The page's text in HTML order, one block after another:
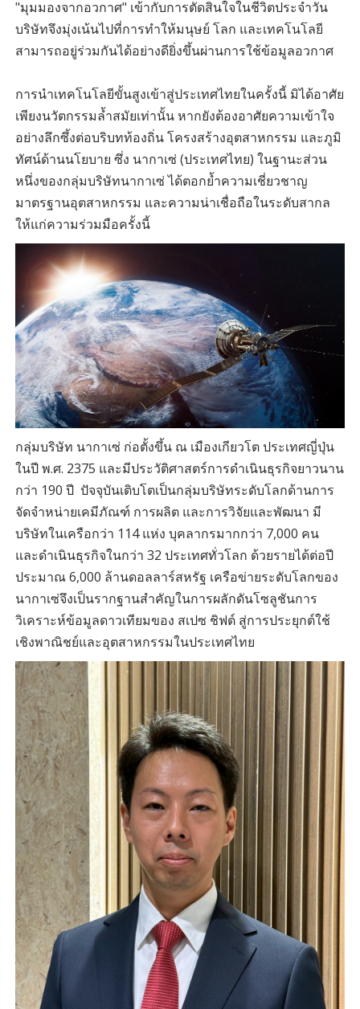
"มุมมองจากอวกาศ" เข้ากับการตัดสินใจในชีวิตประจำวัน
บริษัทจึงมุ่งเน้นไปที่การทำให้มนุษย์ โลก และเทคโนโลยี
สามารถอยู่ร่วมกันได้อย่างดียิ่งขึ้นผ่านการใช้ข้อมูลอวกาศ
การนำเทคโนโลยีขั้นสูงเข้าสู่ประเทศไทยในครั้งนี้ มิได้อาศัย
เพียงนวัตกรรมล้ำสมัยเท่านั้น หากยังต้องอาศัยความเข้าใจ
อย่างลึกซึ้งต่อบริบทท้องถิ่น โครงสร้างอุตสาหกรรม และภูมิ
ทัศน์ด้านนโยบาย ซึ่ง นากาเซ่ (ประเทศไทย) ในฐานะส่วน
หนึ่งของกลุ่มบริษัทนากาเซ่ ได้ตอกย้ำความเชี่ยวชาญ
มาตรฐานอุตสาหกรรม และความน่าเชื่อถือในระดับสากล
ให้แก่ความร่วมมือครั้งนี้
กลุ่มบริษัท นากาเซ่ ก่อตั้งขึ้น ณ เมืองเกียวโต ประเทศญี่ปุ่น
ในปี พ.ศ. 2375 และมีประวัติศาสตร์การดำเนินธุรกิจยาวนาน
กว่า 190 ปี ปัจจุบันเติบโตเป็นกลุ่มบริษัทระดับโลกด้านการ
จัดจำหน่ายเคมีภัณฑ์ การผลิต และการวิจัยและพัฒนา มี
บริษัทในเครือกว่า 114 แห่ง บุคลากรมากกว่า 7,000 คน
และดำเนินธุรกิจในกว่า 32 ประเทศทั่วโลก ด้วยรายได้ต่อปี
ประมาณ 6,000 ล้านดอลลาร์สหรัฐ เครือข่ายระดับโลกของ
นากาเซ่จึงเป็นรากฐานสำคัญในการผลักดันโซลูชันการ
วิเคราะห์ข้อมูลดาวเทียมของ สเปซ ชิฟต์ สู่การประยุกต์ใช้
เชิงพาณิชย์และอุตสาหกรรมในประเทศไทย